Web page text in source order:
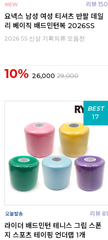
리뷰 150
요넥스 남성 여성 티셔츠 반팔 데일
리 베이직 배드민턴복 2026SS
2026 SS 신상 기획의류 모음전
10% 26,000 29,000
BEST
17
리뷰 81
라이더 배드민턴 테니스 그립 스폰
지 스포츠 테이핑 언더랩 1개